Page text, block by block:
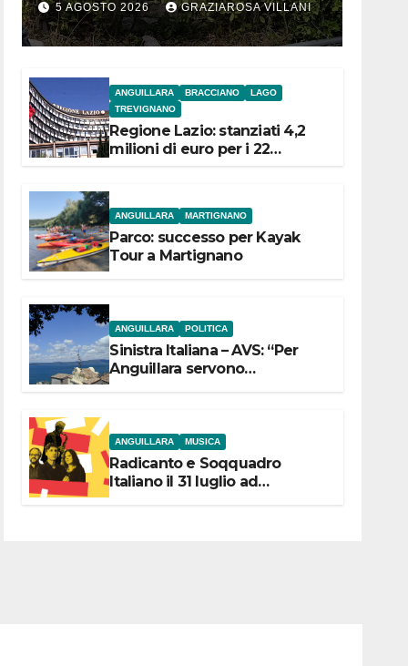
5 AGOSTO 2026 GRAZIAROSA VILLANI
ANGUILLARA BRACCIANO
LAGO
TREVIGNANO
Regione Lazio: stanziati 4,2
milioni di euro per i 22
ANGUILLARA MARTIGNANO
Parco: successo per Kayak
Tour a Martignano
ANGUILLARA POLITICA
Sinistra Italiana – AVS: “Per
Anguillara servono
ANGUILLARA MUSICA
Radicanto e Soqquadro
Italiano il 31 luglio ad